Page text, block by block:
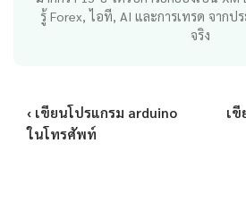
รู้ Forex, ไอที, AI และการเทรด จากป
จริง
‹ เขียนโปรแกรม arduino
ในโทรศัพท์
เ